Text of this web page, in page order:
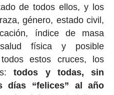
de todos ellos, y los
género, estado civil,
índice de masa
física y posible
estos cruces, los
todos y todas, sin
días “felices” al año